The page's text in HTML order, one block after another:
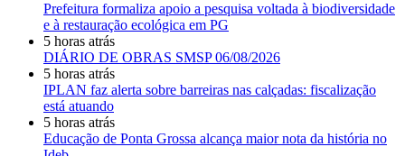
Prefeitura formaliza apoio a pesquisa voltada à biodiversidade
e à restauração ecológica em PG
5 horas atrás
DIÁRIO DE OBRAS SMSP 06/08/2026
5 horas atrás
IPLAN faz alerta sobre barreiras nas calçadas: fiscalização
está atuando
5 horas atrás
Educação de Ponta Grossa alcança maior nota da história no